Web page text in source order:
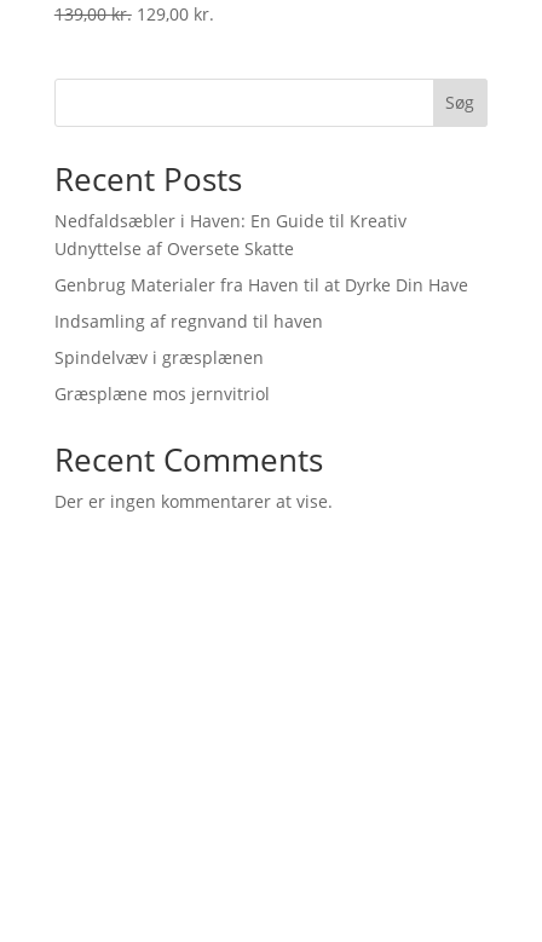
139,00kr. Original
129,00 kr.Current
Søg
Recent Posts
Nedfaldsæbler i Haven: En Guide til Kreativ
Udnyttelse af Oversete Skatte
Genbrug Materialer fra Haven til at Dyrke Din Have
Indsamling af regnvand til haven
Spindelvæv i græsplænen
Græsplæne mos jernvitriol
Recent Comments
Der er ingen kommentarer at vise.